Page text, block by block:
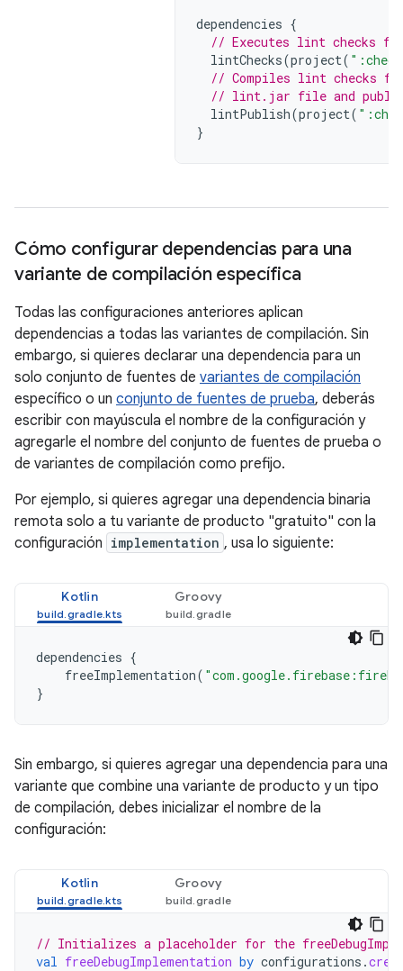
dependencies {
// Executes lint checks
lintChecks(project(
// Compiles lint checks
// lint.jar file and
lintPublish(project(
}
Cómo configurar dependencias para una
variante de compilación específica
Todas las configuraciones anteriores aplican
dependencias a todas las variantes de compilación. Sin
embargo, si quieres declarar una dependencia para un
solo conjunto de fuentes de variantes de compilación
específico o un conjunto de fuentes de prueba, deberás
escribir con mayúscula el nombre de la configuración y
agregarle el nombre del conjunto de fuentes de prueba o
de variantes de compilación como prefijo.
Por ejemplo, si quieres agregar una dependencia binaria
remota solo a tu variante de producto "gratuito" con la
configuración implementation , usa lo siguiente:
Kotlin Groovy
dependencies {
freeImplementation(
}
Sin embargo, si quieres agregar una dependencia para una
variante que combine una variante de producto y un tipo
de compilación, debes inicializar el nombre de la
configuración:
Kotlin Groovy
// Initializes a placeholder for the
val freeDebugImplementation by configurations .